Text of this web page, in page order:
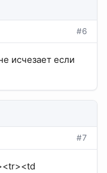
#6
исчезает если
#7